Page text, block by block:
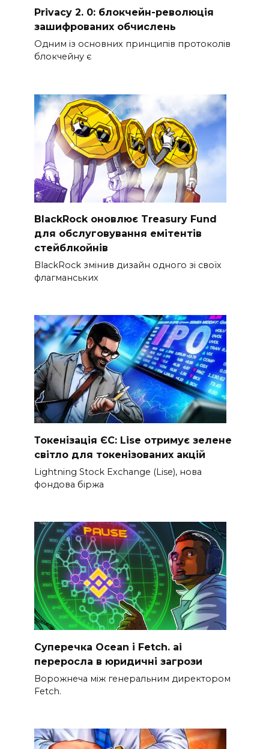
Privacy 2. 0: блокчейн-революція
зашифрованих обчислень
Одним із основних принципів протоколів
блокчейну є
BlackRock оновлює Treasury Fund
для обслуговування емітентів
стейблкойнів
BlackRock змінив дизайн одного зі своїх
флагманських
Токенізація ЄС: Lise отримує зелене
світло для токенізованих акцій
Lightning Stock Exchange (Lise), нова
фондова біржа
Суперечка Ocean і Fetch. ai
переросла в юридичні загрози
Ворожнеча між генеральним директором
Fetch.